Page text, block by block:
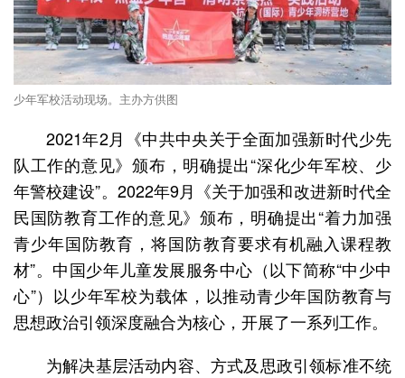
少年军校活动现场。主办方供图
2021年2月《中共中央关于全面加强新时代少先
队工作的意见》颁布，明确提出“深化少年军校、少
年警校建设”。2022年9月《关于加强和改进新时代全
民国防教育工作的意见》颁布，明确提出“着力加强
青少年国防教育，将国防教育要求有机融入课程教
材”。中国少年儿童发展服务中心（以下简称“中少中
心”）以少年军校为载体，以推动青少年国防教育与
思想政治引领深度融合为核心，开展了一系列工作。
为解决基层活动内容、方式及思政引领标准不统